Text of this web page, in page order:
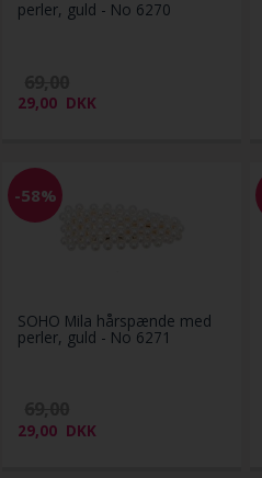
perler, guld - No 6270
29,00 DKK
-58%
SOHO Mila hårspænde med
perler, guld - No 6271
29,00 DKK